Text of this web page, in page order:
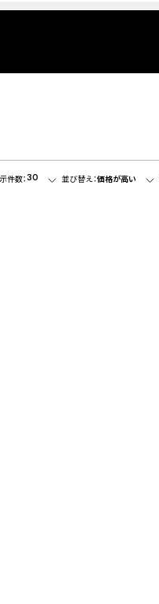
件数：30 並び替え：価格が高い